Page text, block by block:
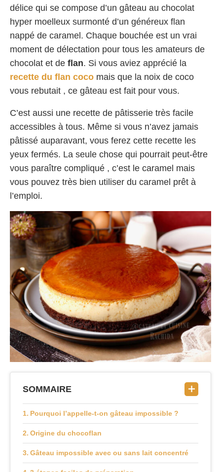
délice qui se compose d’un gâteau au chocolat
hyper moelleux surmonté d’un généreux flan
nappé de caramel. Chaque bouchée est un vrai
moment de délectation pour tous les amateurs de
chocolat et de flan. Si vous aviez apprécié la
recette du flan coco mais que la noix de coco
vous rebutait , ce gâteau est fait pour vous.
C’est aussi une recette de pâtisserie très facile
accessibles à tous. Même si vous n’avez jamais
pâtissé auparavant, vous ferez cette recette les
yeux fermés. La seule chose qui pourrait peut-être
vous paraître compliqué , c’est le caramel mais
vous pouvez très bien utiliser du caramel prêt à
l’emploi.
SOMMAIRE
Pourquoi l’appelle-t-on gâteau impossible ?
Origine du chocoflan
Gâteau impossible avec ou sans lait concentré